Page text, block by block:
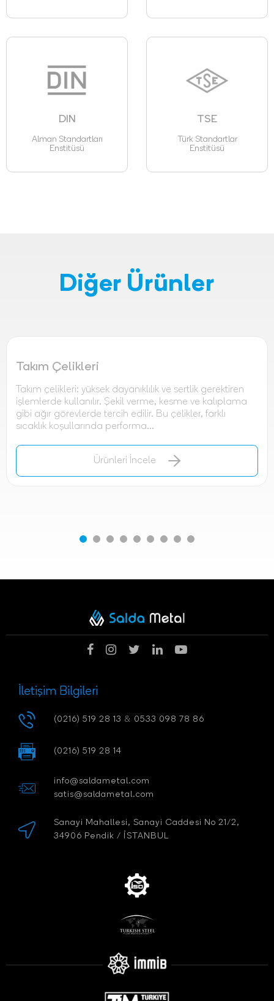
DIN
Alman Standartları
Enstitüsü
TSE
Türk Standartlar
Enstitüsü
Diğer Ürünler
Takım Çelikleri
Takım çelikleri: yüksek dayanıklılık ve sertlik gerektiren
işlemlerde kullanılır. Şekil verme, kesme ve kalıplama
gibi ağır görevlerde tercih edilir. Bu çelikler, farklı
sıcaklık koşullarında performa...
Ürünleri İncele
İletişim Bilgileri
(0216) 519 28 13 & 0533 098 78 86
(0216) 519 28 14
info@saldametal.com
satis@saldametal.com
Sanayi Mahallesi, Sanayi Caddesi No 21/2,
34906 Pendik / İSTANBUL